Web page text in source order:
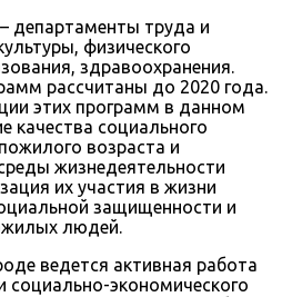
департаменты труда и
физического
здравоохранения.
рассчитаны до 2020 года.
этих программ в данном
качества социального
возраста и
жизнедеятельности
их участия в жизни
защищенности и
людей.
ведется активная работа
социально-экономического